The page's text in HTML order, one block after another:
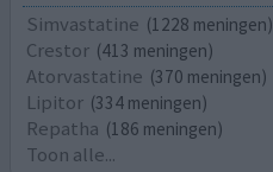
Simvastatine (1228 meningen)
Crestor (413 meningen)
Atorvastatine (370 meningen)
Lipitor (334 meningen)
Repatha (186 meningen)
Toon alle...